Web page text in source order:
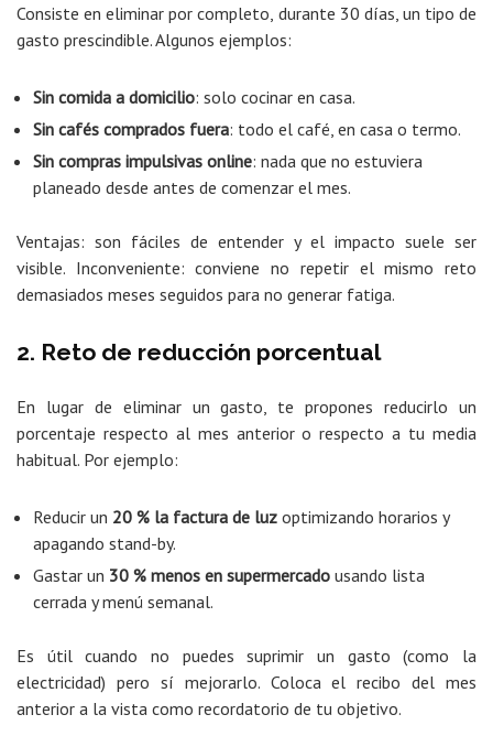
Consiste en eliminar por completo, durante 30 días, un tipo de
gasto prescindible. Algunos ejemplos:
Sin comida a domicilio: solo cocinar en casa.
Sin cafés comprados fuera: todo el café, en casa o termo.
Sin compras impulsivas online: nada que no estuviera
planeado desde antes de comenzar el mes.
Ventajas: son fáciles de entender y el impacto suele ser
visible. Inconveniente: conviene no repetir el mismo reto
demasiados meses seguidos para no generar fatiga.
2. Reto de reducción porcentual
En lugar de eliminar un gasto, te propones reducirlo un
porcentaje respecto al mes anterior o respecto a tu media
habitual. Por ejemplo:
Reducir un 20 % la factura de luz optimizando horarios y
apagando stand-by.
Gastar un 30 % menos en supermercado usando lista
cerrada y menú semanal.
Es útil cuando no puedes suprimir un gasto (como la
electricidad) pero sí mejorarlo. Coloca el recibo del mes
anterior a la vista como recordatorio de tu objetivo.